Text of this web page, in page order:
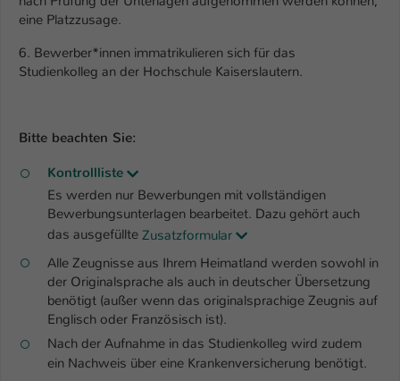
eine Platzzusage.
6. Bewerber*innen immatrikulieren sich für das
Studienkolleg an der Hochschule Kaiserslautern.
Bitte beachten Sie:
Kontrollliste
Es werden nur Bewerbungen mit vollständigen
Bewerbungsunterlagen bearbeitet. Dazu gehört auch
das ausgefüllte Zusatzformular
Alle Zeugnisse aus Ihrem Heimatland werden sowohl in
der Originalsprache als auch in deutscher Übersetzung
benötigt (außer wenn das originalsprachige Zeugnis auf
Englisch oder Französisch ist).
Nach der Aufnahme in das Studienkolleg wird zudem
ein Nachweis über eine Krankenversicherung benötigt.